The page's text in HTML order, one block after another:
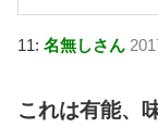
11: 名無しさん
これは有能、